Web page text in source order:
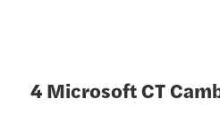
4 Microsoft CT